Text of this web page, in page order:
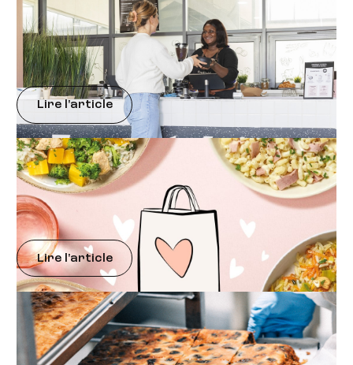
Mieux Manger au Bureau
Pourquoi mettre en place un restaurant
d’entreprise ?
Lire l'article
Engagements RSE
Restauration collective : guide contre le gaspillage
alimentaire
Lire l'article
Mieux Manger au Bureau
« Fait maison » et restaurants collectifs : 5 choses à